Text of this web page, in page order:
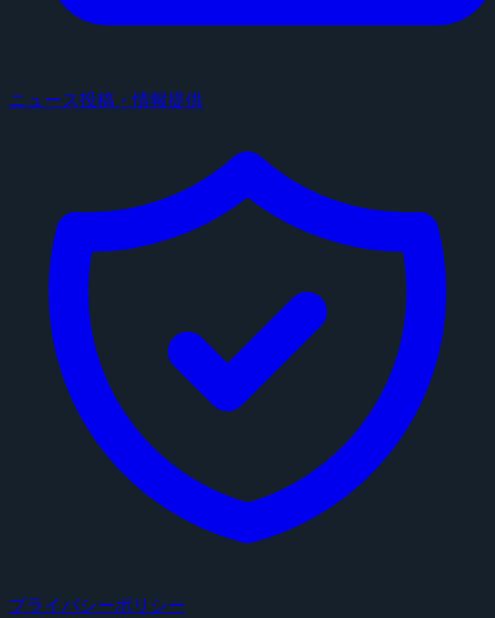
ニュース投稿・情報提供
プライバシーポリシー